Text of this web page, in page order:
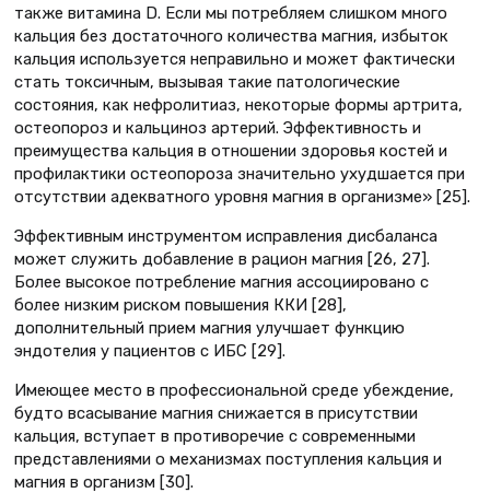
также витамина D. Если мы потребляем слишком много
кальция без достаточного количества магния, избыток
кальция используется неправильно и может фактически
стать токсичным, вызывая такие патологические
состояния, как нефролитиаз, некоторые формы артрита,
остеопороз и кальциноз артерий. Эффективность и
преимущества кальция в отношении здоровья костей и
профилактики остеопороза значительно ухудшается при
отсутствии адекватного уровня магния в организме» [25].
Эффективным инструментом исправления дисбаланса
может служить добавление в рацион магния [26, 27].
Более высокое потребление магния ассоциировано с
более низким риском повышения ККИ [28],
дополнительный прием магния улучшает функцию
эндотелия у пациентов с ИБС [29].
Имеющее место в профессиональной среде убеждение,
будто всасывание магния снижается в присутствии
кальция, вступает в противоречие с современными
представлениями о механизмах поступления кальция и
магния в организм [30].